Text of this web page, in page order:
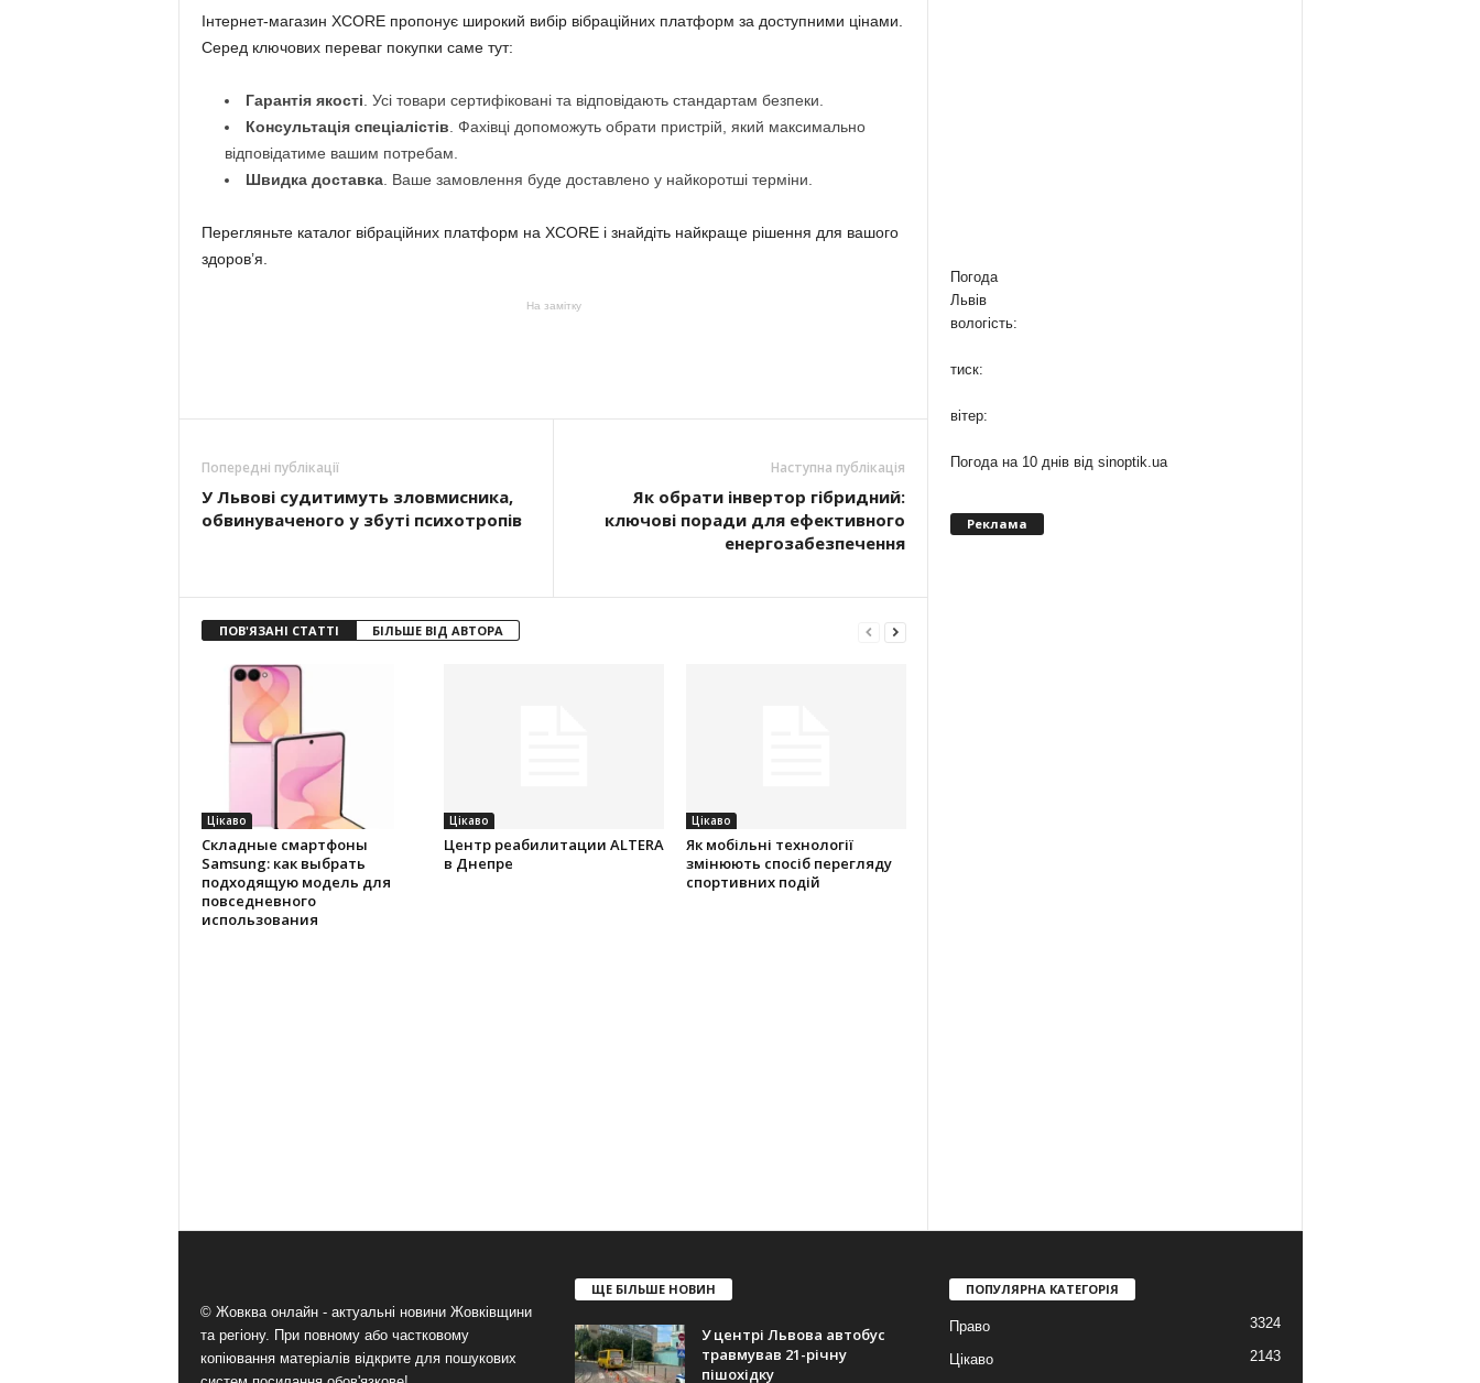
Інтернет-магазин XCORE пропонує широкий вибір вібраційних платформ за доступними цінами.
Серед ключових переваг покупки саме тут:
Гарантія якості . Усі товари сертифіковані та відповідають стандартам безпеки.
Консультація спеціалістів . Фахівці допоможуть обрати пристрій, який максимально
відповідатиме вашим потребам.
Швидка доставка. Ваше замовлення буде доставлено у найкоротші терміни.
Перегляньте каталог вібраційних платформ на XCORE і знайдіть найкраще рішення для вашого
здоров’я.
На замітку
Попередні публікації
У Львові судитимуть зловмисника,
обвинуваченого у збуті психотропів
Наступна публікація
Як обрати інвертор гібридний:
ключові поради для ефективного
енергозабезпечення
ПОВ'ЯЗАНІ СТАТТІ БІЛЬШЕ ВІД АВТОРА
Цікаво
Складные смартфоны
Samsung: как выбрать
подходящую модель для
повседневного
использования
Цікаво
Центр реабилитации ALTERA
в Днепре
Цікаво
Як мобільні технології
змінюють спосіб перегляду
спортивних подій
Погода
Львів
вологість:
тиск:
вітер:
Погода на 10 днів від sinoptik.ua
Реклама
© Жовква онлайн - актуальні новини Жовківщини
та регіону. При повному або частковому
копіювання матеріалів відкрите для пошукових
ЩЕ БІЛЬШЕ НОВИН
У центрі Львова автобус
травмував 21-річну
пішохідку
ПОПУЛЯРНА КАТЕГОРІЯ
Право 3324
Цікаво
2143